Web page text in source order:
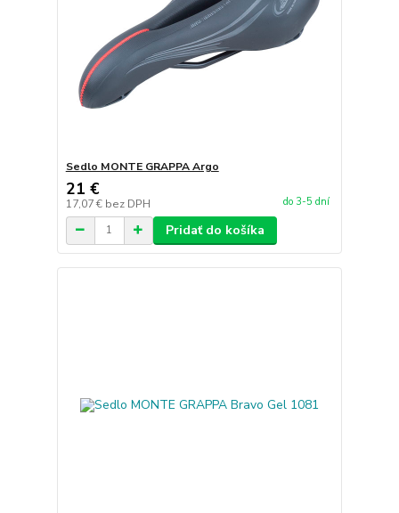
Sedlo MONTE GRAPPA Argo
21 €
17,07 € bez DPH do 3-5 dní
Pridať do košíka